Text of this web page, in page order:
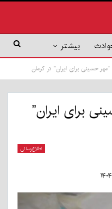
بیشتر
حسینی برای ایران” در کرمان
برای ایران”
اطلاع‌رسانی